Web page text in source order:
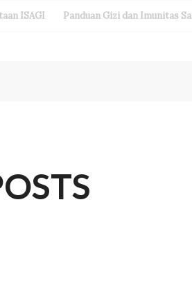
ISAGI Panduan Gizi dan Imunitas